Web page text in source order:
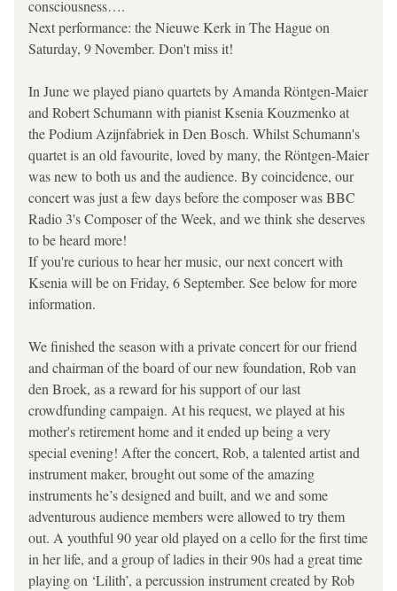
consciousness….
Next performance: the Nieuwe Kerk in The Hague on
Saturday, 9 November. Don't miss it!
In June we played piano quartets by Amanda Röntgen-Maier
and Robert Schumann with pianist Ksenia Kouzmenko at
the Podium Azijnfabriek in Den Bosch. Whilst Schumann's
quartet is an old favourite, loved by many, the Röntgen-Maier
was new to both us and the audience. By coincidence, our
concert was just a few days before the composer was BBC
Radio 3's Composer of the Week, and we think she deserves
to be heard more!
If you're curious to hear her music, our next concert with
Ksenia will be on Friday, 6 September. See below for more
information.
We finished the season with a private concert for our friend
and chairman of the board of our new foundation, Rob van
den Broek, as a reward for his support of our last
crowdfunding campaign. At his request, we played at his
mother's retirement home and it ended up being a very
special evening! After the concert, Rob, a talented artist and
instrument maker, brought out some of the amazing
instruments he’s designed and built, and we and some
adventurous audience members were allowed to try them
out. A youthful 90 year old played on a cello for the first time
in her life, and a group of ladies in their 90s had a great time
playing on ‘Lilith’, a percussion instrument created by Rob